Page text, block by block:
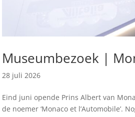
Museumbezoek |
28 juli 2026
Eind juni opende Prins Albert van
de noemer ‘Monaco et l’Automobile’.